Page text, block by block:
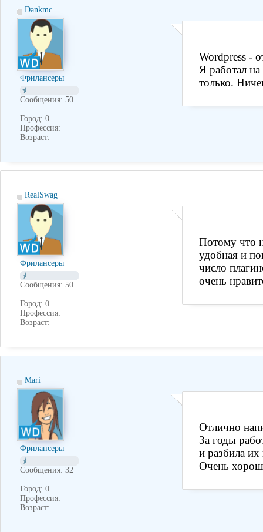
Dankmc
Фрилансеры
Сообщения: 50
Город: 0
Профессия:
Возраст:
Wordpress -
Я работал
только.
RealSwag
Фрилансеры
Сообщения: 50
Город: 0
Профессия:
Возраст:
Потому что
удобная и
число
очень
Mari
Фрилансеры
Сообщения: 32
Город: 0
Профессия:
Возраст:
Отлично
За годы
и разбила
Очень